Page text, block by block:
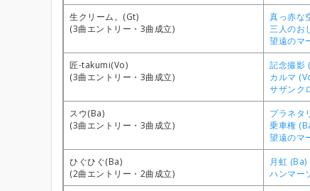
生クリーム。(Gt)
(3曲エントリー・3曲成立)
真っ赤な
三人のお
望遠のマ
匠-takumi(Vo)
(3曲エントリー・3曲成立)
記念撮影
カルマ
サザンク
スウ(Ba)
(3曲エントリー・3曲成立)
プラネタ
乗車権
望遠のマ
ひぐひぐ(Ba)
(2曲エントリー・2曲成立)
月虹 (Ba)
ハンマー